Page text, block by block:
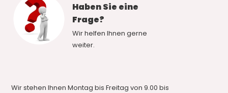
Haben Sie eine
Frage?
Wir helfen Ihnen gerne
weiter.
Wir stehen Ihnen Montag bis Freitag von 9.00 bis